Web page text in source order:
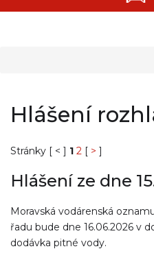
Hlášení
Stránky [ < ] 1 2 [ > ]
Hlášení ze dne
Moravská vodárenská
řadu bude dne 16.06.2026 v
dodávka pitné vody.